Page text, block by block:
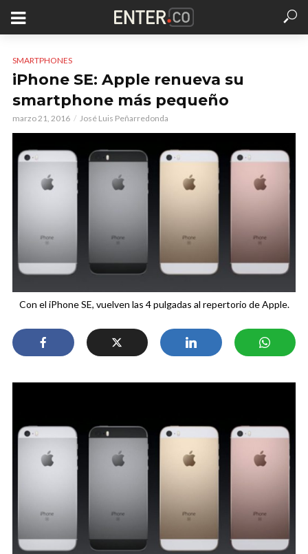
SMARTPHONES
iPhone SE: Apple renueva su
smartphone más pequeño
marzo 21, 2016 José Luis Peñarredonda
Con el iPhone SE, vuelven las 4 pulgadas al repertorio de Apple.